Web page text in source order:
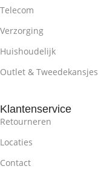
Telecom
Verzorging
Huishoudelijk
Outlet & Tweedekansjes
Klantenservice
Retourneren
Locaties
Contact